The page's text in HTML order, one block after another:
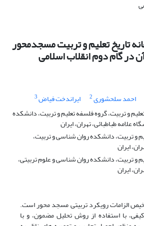
تاریخ تعلیم و تربیت مسجدمحور
در گام دوم انقلاب اسلامی
احمد سلحشوری2 ایراندخت فیاض3
و تربیت، گروه فلسفه تعلیم و تربیت، دانشکده
علامه طباطبائی، تهران، ایران
و تربیت، دانشکده روان شناسی و تربیت،
ایران
و تربیت، دانشکده روان شناسی و علوم تربیتی،
ایران
الزامات رویکرد تربیتی مسجد محور است.
با استفاده از روش تحلیل مضمون، و با